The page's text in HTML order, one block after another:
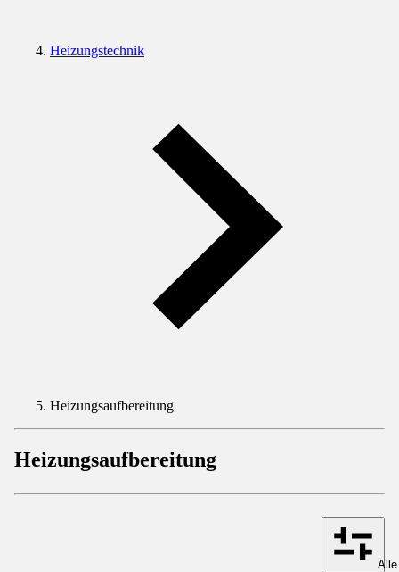
Heizungstechnik
Heizungsaufbereitung
Heizungsaufbereitung